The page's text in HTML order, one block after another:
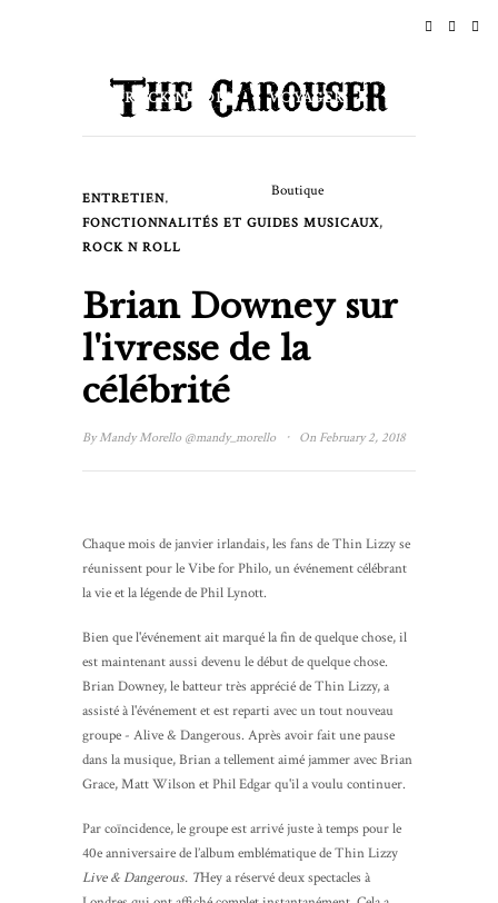
ROCK N ROLL VOYAGER
Boutique
ENTRETIEN,
FONCTIONNALITÉS ET GUIDES MUSICAUX,
ROCK N ROLL
Brian Downey sur
l'ivresse de la
célébrité
ByMandy Morello @mandy_morello · On February 2, 2018
Chaque mois de janvier irlandais, les fans de Thin Lizzy se
réunissent pour le Vibe for Philo, un événement célébrant
la vie et la légende de Phil Lynott.
Bien que l'événement ait marqué la fin de quelque chose, il
est maintenant aussi devenu le début de quelque chose.
Brian Downey, le batteur très apprécié de Thin Lizzy, a
assisté à l'événement et est reparti avec un tout nouveau
groupe - Alive & Dangerous. Après avoir fait une pause
dans la musique, Brian a tellement aimé jammer avec Brian
Grace, Matt Wilson et Phil Edgar qu'il a voulu continuer.
Par coïncidence, le groupe est arrivé juste à temps pour le
40e anniversaire de l’album emblématique de Thin Lizzy
Live & Dangerous. THey a réservé deux spectacles à